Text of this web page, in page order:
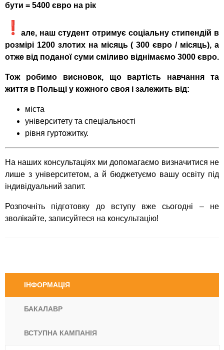
бути = 5400 євро на рік
але, наш студент отримує соціальну стипендій в
розмірі 1200 злотих на місяць ( 300 євро / місяць), а
отже від поданої суми сміливо віднімаємо 3000 євро.
Тож робимо висновок, що вартість навчання та
життя в Польщі у кожного своя і залежить від:
міста
університету та спеціальності
рівня гуртожитку.
На наших консультаціях ми допомагаємо визначитися не
лише з університетом, а й бюджетуємо вашу освіту під
індивідуальний запит.
Розпочніть підготовку до вступу вже сьогодні – не
зволікайте, записуйтеся на консультацію!
ІНФОРМАЦІЯ
БАКАЛАВР
ВСТУПНА КАМПАНІЯ